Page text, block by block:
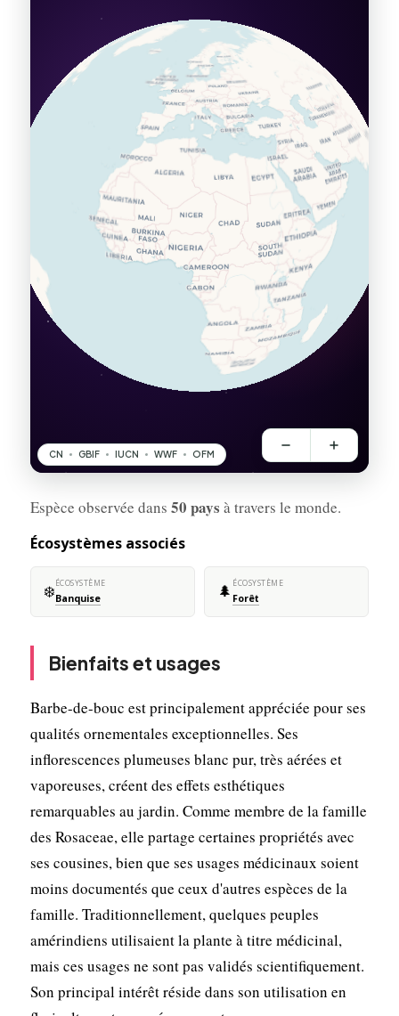
Espèce observée dans 50 pays à travers le monde.
Écosystèmes associés
❄️ÉCOSYSTÈME
Banquise 🌲 ÉCOSYSTÈME
Forêt
Bienfaits et usages
Barbe-de-bouc est principalement appréciée pour ses
qualités ornementales exceptionnelles. Ses
inflorescences plumeuses blanc pur, très aérées et
vaporeuses, créent des effets esthétiques
remarquables au jardin. Comme membre de la famille
des Rosaceae, elle partage certaines propriétés avec
ses cousines, bien que ses usages médicinaux soient
moins documentés que ceux d'autres espèces de la
famille. Traditionnellement, quelques peuples
amérindiens utilisaient la plante à titre médicinal,
mais ces usages ne sont pas validés scientifiquement.
Son principal intérêt réside dans son utilisation en